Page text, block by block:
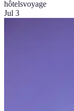
hôtelsvoyage
Jul 3